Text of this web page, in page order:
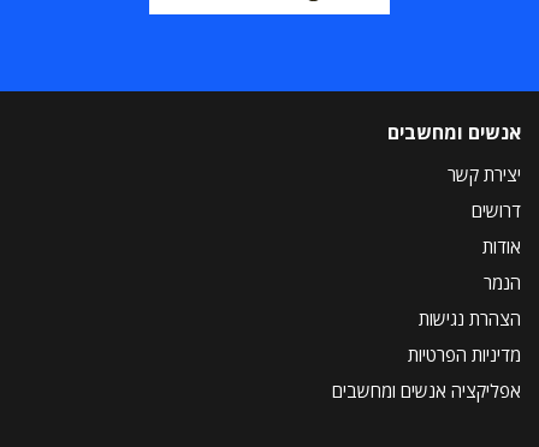
אנשים ומחשבים
יצירת קשר
דרושים
אודות
הנמר
הצהרת נגישות
מדיניות הפרטיות
אפליקציה אנשים ומחשבים